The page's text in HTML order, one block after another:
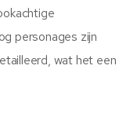
personages zijn
wat het een